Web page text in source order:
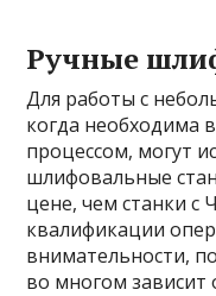
Ручные
Для работы с
когда необходима
процессом, могут
шлифовальные
цене, чем станки с
квалификации
внимательности,
во многом зависит